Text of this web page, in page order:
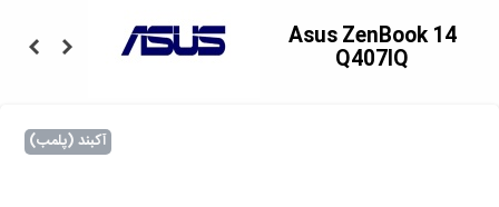
Asus ZenBook 14
Q407IQ
آکبند (پلمب)